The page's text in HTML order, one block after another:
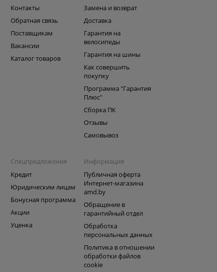
Контакты
Обратная связь
Поставщикам
Вакансии
Каталог товаров
Замена и возврат
Доставка
Гарантия на
велосипеды
Гарантия на шины
Как совершить
покупку
Программа "Гарантия
Плюс"
Сборка ПК
Отзывы
Самовывоз
Спецпредложения
Кредит
Юридическим лицам
Бонусная программа
Акции
Уценка
Информация
Публичная оферта
Интернет-магазина
amd.by
Обращение в
гарантийный отдел
Обработка
персональных данных
Политика в отношении
обработки файлов
cookie